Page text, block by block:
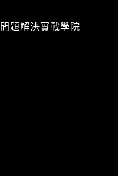
問題解決實戰學院